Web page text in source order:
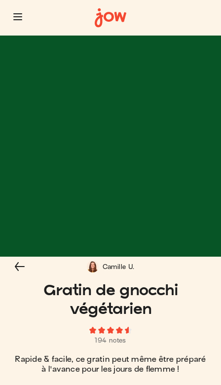
Gratin de gnocchi
végétarien
194 notes
Rapide & facile, ce gratin peut même être préparé
à l'avance pour les jours de flemme !
Camille U.